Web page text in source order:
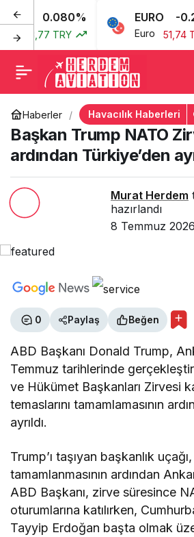
0.080%
43,77 TRY
EURO -
Euro 51,74 TRY
Haberler Havacılık Haberleri
Başkan Trump NATO
ardından Türkiye’den
Murat Herdem
hazırlandı
8 Temmuz
0 Paylaş Beğen
ABD Başkanı Donald Trump,
Temmuz tarihlerinde
ve Hükümet Başkanları Zirvesi
temaslarını tamamlamasının
ayrıldı.
Trump’ı taşıyan başkanlık
tamamlanmasının ardından
ABD Başkanı, zirve süresince
oturumlarına katılırken,
Tayyip Erdoğan başta olmak
Başkan Trump NATO
Zirvesi’nin ardından
Türkiye’den ayrıldı